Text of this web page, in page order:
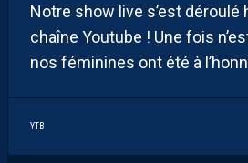
Notre show live s’est déroulé
chaîne Youtube ! Une fois
nos féminines ont été à
YTB